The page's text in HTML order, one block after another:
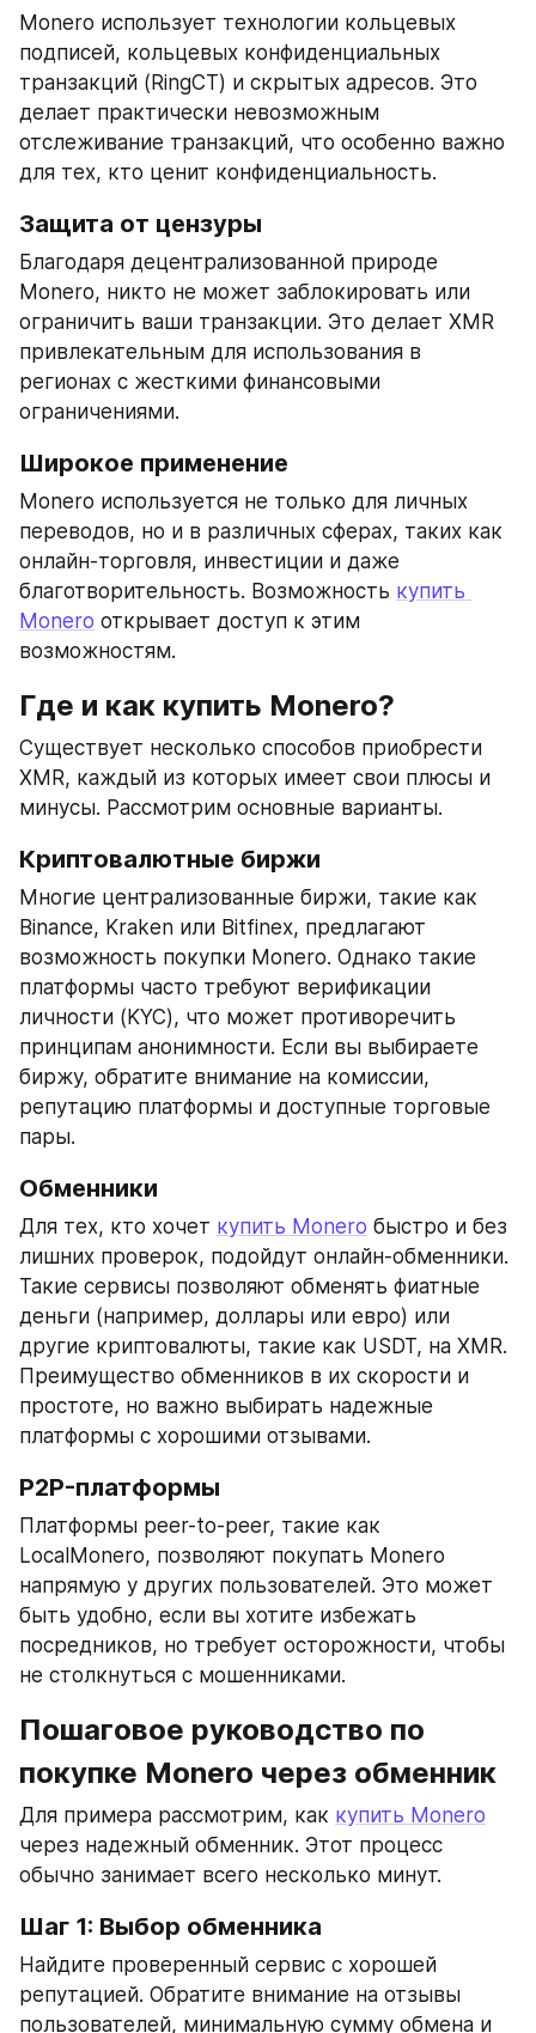
Monero использует технологии кольцевых
подписей, кольцевых конфиденциальных
транзакций (RingCT) и скрытых адресов. Это
делает практически невозможным
отслеживание транзакций, что особенно важно
для тех, кто ценит конфиденциальность.
Защита от цензуры
Благодаря децентрализованной природе
Monero, никто не может заблокировать или
ограничить ваши транзакции. Это делает XMR
привлекательным для использования в
регионах с жесткими финансовыми
ограничениями.
Широкое применение
Monero используется не только для личных
переводов, но и в различных сферах, таких как
онлайн-торговля, инвестиции и даже
благотворительность. Возможность купить
Monero открывает доступ к этим
возможностям.
Где и как купить Monero?
Существует несколько способов приобрести
XMR, каждый из которых имеет свои плюсы и
минусы. Рассмотрим основные варианты.
Криптовалютные биржи
Многие централизованные биржи, такие как
Binance, Kraken или Bitfinex, предлагают
возможность покупки Monero. Однако такие
платформы часто требуют верификации
личности (KYC), что может противоречить
принципам анонимности. Если вы выбираете
биржу, обратите внимание на комиссии,
репутацию платформы и доступные торговые
пары.
Обменники
Для тех, кто хочет купить Monero быстро и без
лишних проверок, подойдут онлайн-обменники.
Такие сервисы позволяют обменять фиатные
деньги (например, доллары или евро) или
другие криптовалюты, такие как USDT, на XMR.
Преимущество обменников в их скорости и
простоте, но важно выбирать надежные
платформы с хорошими отзывами.
P2P-платформы
Платформы peer-to-peer, такие как
LocalMonero, позволяют покупать Monero
напрямую у других пользователей. Это может
быть удобно, если вы хотите избежать
посредников, но требует осторожности, чтобы
не столкнуться с мошенниками.
Пошаговое руководство по
покупке Monero через обменник
Для примера рассмотрим, как купить Monero
через надежный обменник. Этот процесс
обычно занимает всего несколько минут.
Шаг 1: Выбор обменника
Найдите проверенный сервис с хорошей
репутацией. Обратите внимание на отзывы
пользователей, минимальную сумму обмена и